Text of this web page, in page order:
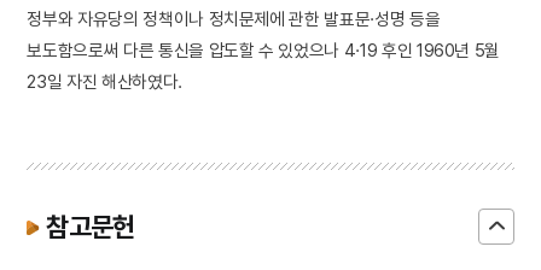
정부와 자유당의 정책이나 정치문제에 관한 발표문·성명 등을
보도함으로써 다른 통신을 압도할 수 있었으나 4·19 후인 1960년 5월
23일 자진 해산하였다.
참고문헌